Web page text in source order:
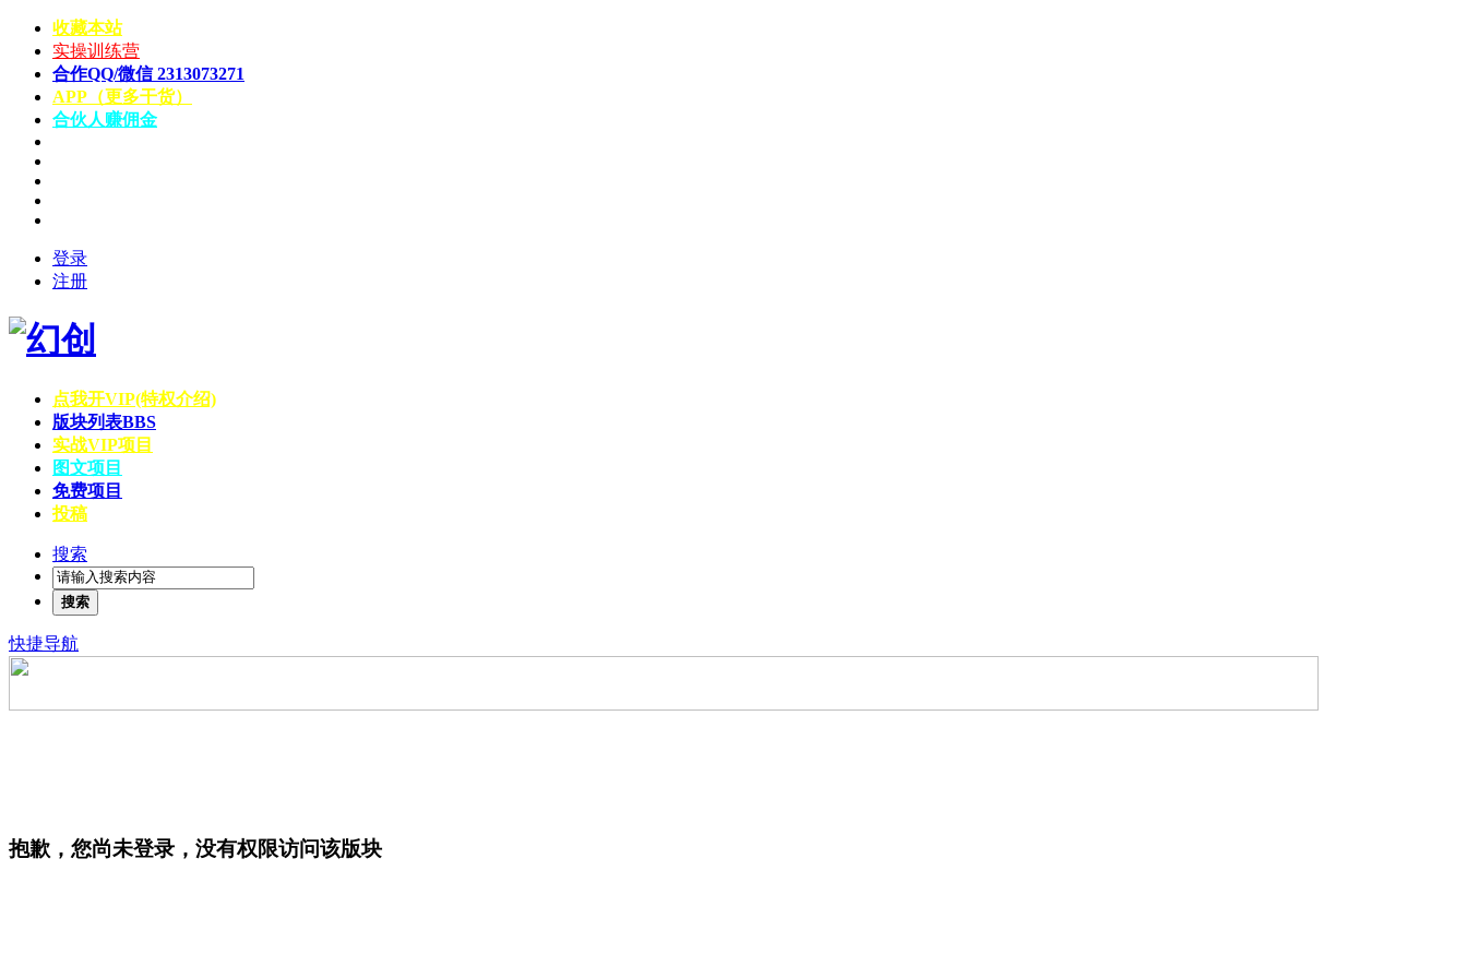
收藏本站
实操训练营
合作QQ/微信 2313073271
APP（更多干货）
合伙人赚佣金
登录
注册
点我开VIP(特权介绍)
版块列表BBS
实战VIP项目
图文项目
免费项目
投稿
搜索
搜索
快捷导航
抱歉，您尚未登录，没有权限访问该版块